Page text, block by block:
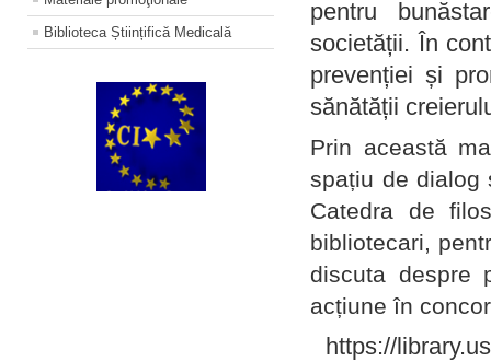
Biblioteca Științifică Medicală
pentru
societății. În
prevenției și
sănătății
Prin această
spațiu de dialog
Catedra de
bibliotecari,
discuta despre
acțiune în
https://